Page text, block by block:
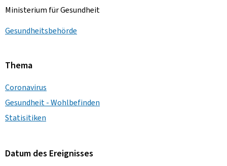
Ministerium für Gesundheit
Gesundheitsbehörde
Thema
Coronavirus
Gesundheit - Wohlbefinden
Statisitiken
Datum des Ereignisses